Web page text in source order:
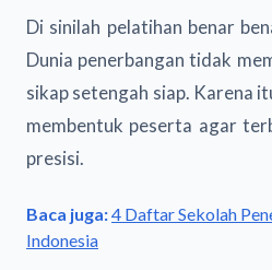
Di sinilah pelatihan benar
Dunia penerbangan tidak
sikap setengah siap. Karena
membentuk peserta agar
presisi.
Baca juga:4 Daftar Sekolah
Indonesia